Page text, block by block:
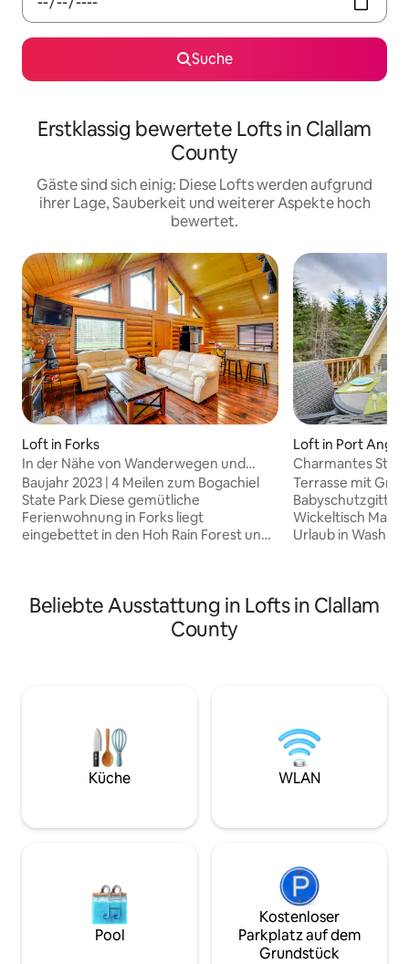
Suche
Erstklassig bewertete Lofts in Clallam
County
Gäste sind sich einig: Diese Lofts werden aufgrund
ihrer Lage, Sauberkeit und weiterer Aspekte hoch
bewertet.
Loft in Forks
In der Nähe von Wanderwegen und
Flüssen! „Trybett Cabin“ in Forks
Baujahr 2023 | 4 Meilen zum Bogachiel
State Park Diese gemütliche
Ferienwohnung in Forks liegt
eingebettet in den Hoh Rain Forest und
wichtigsten sind. Spaziere zu
wunderschön gepflegten
Wanderwegen, wirf am Calawah River
Diese kürzlich erbaute Hütte verfügt
außerdem über eine Feuerstelle, an der
du S’mores unter dem Sternenhimmel
rösten kannst. Die olympische Halbinsel
Loft in Port
Charmantes
Terrasse und
Terrasse mit Grill
Wickeltisch Mache deinen nächsten
Urlaub in
Outdoor-
Abend in der
oder probiere
heute!
Beliebte Ausstattung in Lofts in Clallam
County
Küche WLAN
Pool
Kostenloser
Parkplatz auf dem
Grundstück